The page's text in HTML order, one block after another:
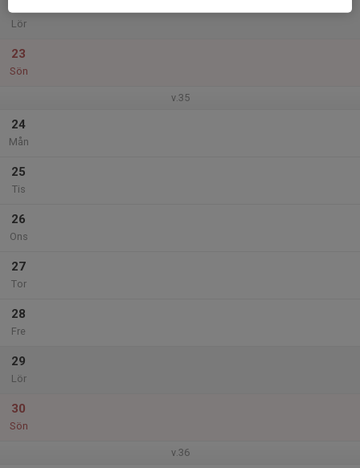
Lör
23
Sön
v.35
24
Mån
25
Tis
26
Ons
27
Tor
28
Fre
29
Lör
30
Sön
v.36